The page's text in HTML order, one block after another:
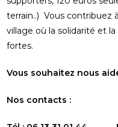
terrain..) Vous contribuez
village où la solidarité et
fortes.
Vous souhaitez nous
Nos contacts :